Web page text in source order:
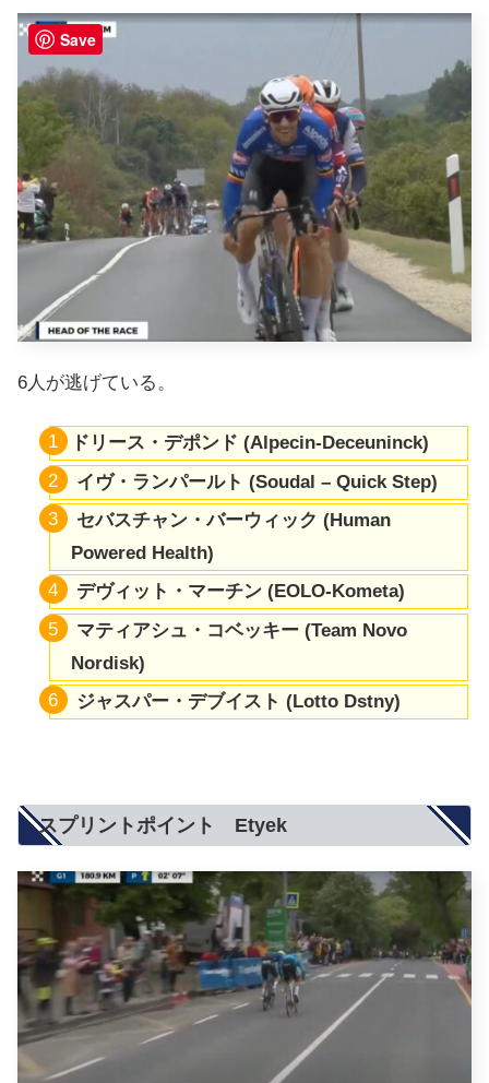
6人が逃げている。
ドリース・デポンド (Alpecin-Deceuninck)
イヴ・ランパールト (Soudal – Quick Step)
セバスチャン・バーウィック (Human
Powered Health)
デヴィット・マーチン (EOLO-Kometa)
マティアシュ・コベッキー (Team Novo
Nordisk)
ジャスパー・デブイスト (Lotto Dstny)
スプリントポイント Etyek
Save